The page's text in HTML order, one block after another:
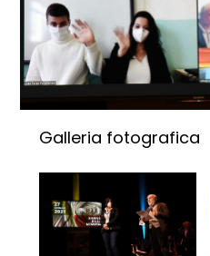
Galleria fotografica